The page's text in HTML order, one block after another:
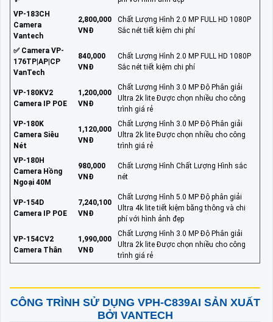
VP-183CH
Camera
Vantech
2,800,000
VNĐ
Chất Lượng Hình 2.0 MP FULL HD 1080P
Sắc nét tiết kiệm chi phí
✅ Camera VP-
176TP|AP|CP
VanTech
840,000
VNĐ
Chất Lượng Hình 2.0 MP FULL HD 1080P
Sắc nét tiết kiệm chi phí
VP-180KV2
Camera IP POE
1,200,000
VNĐ
Chất Lượng Hình 3.0 MP Độ Phân giải
Ultra 2k lite Được chọn nhiều cho công
trình giá rẻ
VP-180K
Camera Siêu
Nét
1,120,000
VNĐ
Chất Lượng Hình 3.0 MP Độ Phân giải
Ultra 2k lite Được chọn nhiều cho công
trình giá rẻ
VP-180H
Camera Hồng
Ngoại 40M
980,000
VNĐ
Chất Lượng Hình Chất Lượng Hình sắc
nét
VP-154D
Camera IP POE
7,240,100
VNĐ
Chất Lượng Hình 5.0 MP Độ phân giải
Ultra 4k lite tiết kiệm băng thông và chi
phí với hình ảnh đẹp
VP-154CV2
Camera Thân
1,990,000
VNĐ
Chất Lượng Hình 3.0 MP Độ Phân giải
Ultra 2k lite Được chọn nhiều cho công
trình giá rẻ
CÔNG TRÌNH SỬ DỤNG VPH-C839AI SẢN XUẤT
BỞI VANTECH